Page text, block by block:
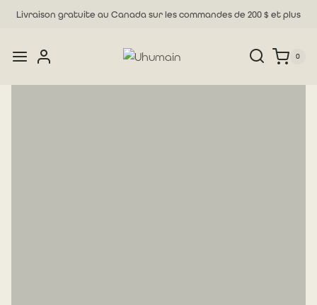
SkipLivraison gratuite au Canada sur les commandes de 200 $ et plus
0